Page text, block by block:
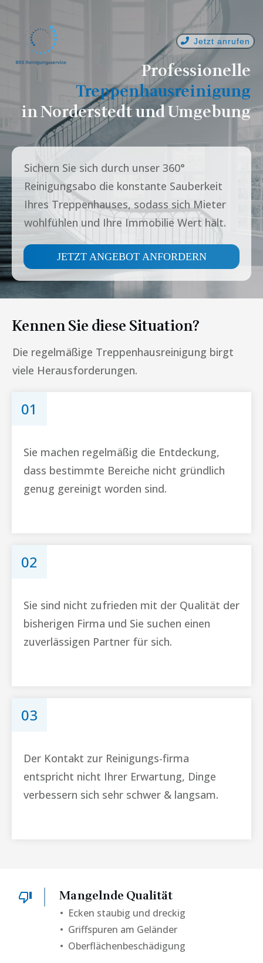
Jetzt anrufen
Professionelle
Treppenhausreinigung
inNorderstedtund Umgebung
Sichern Sie sich durch unser 360°
Reinigungsabo die konstante Sauberkeit
Ihres Treppenhauses, sodass sich Mieter
wohlfühlen und Ihre Immobilie Wert hält.
JETZT ANGEBOT ANFORDERN
Kennen Sie diese Situation?
Die regelmäßige Treppenhausreinigung birgt
viele Herausforderungen.
01
Sie machen regelmäßig die Entdeckung,
dass bestimmte Bereiche nicht gründlich
genug gereinigt worden sind.
02
Sie sind nicht zufrieden mit der Qualität der
bisherigen Firma und Sie suchen einen
zuverlässigen Partner für sich.
03
Der Kontakt zur Reinigungs-firma
entspricht nicht Ihrer Erwartung, Dinge
verbessern sich sehr schwer & langsam.
Mangelnde Qualität
• Ecken staubig und dreckig
• Griffspuren am Geländer
• Oberflächenbeschädigung